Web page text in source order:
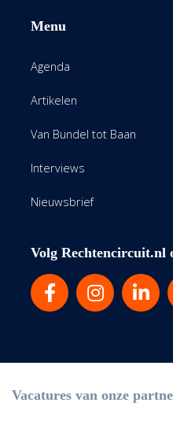
Menu
Agenda
Artikelen
Van Bundel tot Baan
Interviews
Nieuwsbrief
Volg Rechtencircuit.nl
Vacatures van onze